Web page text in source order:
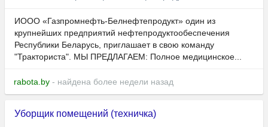
ИООО «Газпромнефть-Белнефтепродукт» один из
крупнейших предприятий нефтепродуктообеспечения
Республики Беларусь, приглашает в свою команду
"Тракториста". МЫ ПРЕДЛАГАЕМ: Полное медицинское...
rabota.by - найдена более недели назад
Уборщик помещений (техничка)